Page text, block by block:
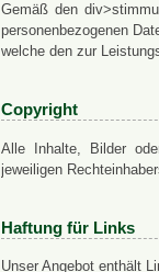
Gemäß den
personenbezogenen
welche den zur
Copyright
Alle Inhalte, Bilder
jeweiligen
Haftung für Links
Unser Angebot enthält